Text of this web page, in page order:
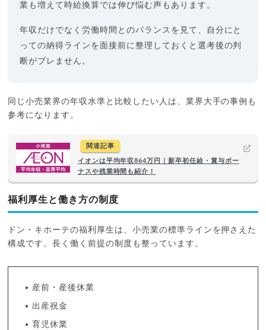
業も増えて時給換算では伸び悩む声もあります。
年収だけでなく労働時間とのバランスを見て、自分にと
っての納得ラインを面接前に整理しておくと選考後の判
断がブレません。
同じ小売業界の年収水準と比較したい人は、業界大手の事例も
参考になります。
関連記事
イオンは平均年収864万円｜新卒初任給・賞与ボー
ナスや残業時間も紹介！
福利厚生と働き方の制度
ドン・キホーテの福利厚生は、小売業の標準ラインを押さえた
構成です。長く働く前提の制度も整っています。
産前・産後休業
出産祝金
育児休業